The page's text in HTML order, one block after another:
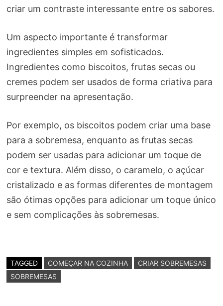
criar um contraste interessante entre os sabores.
Um aspecto importante é transformar
ingredientes simples em sofisticados.
Ingredientes como biscoitos, frutas secas ou
cremes podem ser usados de forma criativa para
surpreender na apresentação.
Por exemplo, os biscoitos podem criar uma base
para a sobremesa, enquanto as frutas secas
podem ser usadas para adicionar um toque de
cor e textura. Além disso, o caramelo, o açúcar
cristalizado e as formas diferentes de montagem
são ótimas opções para adicionar um toque único
e sem complicações às sobremesas.
TAGGED COMEÇAR NA COZINHA
CRIAR SOBREMESAS
SOBREMESAS